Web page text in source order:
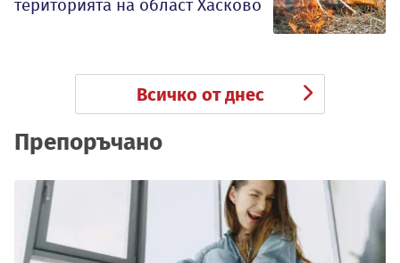
територията на област Хасково
Всичко от днес
Препоръчано